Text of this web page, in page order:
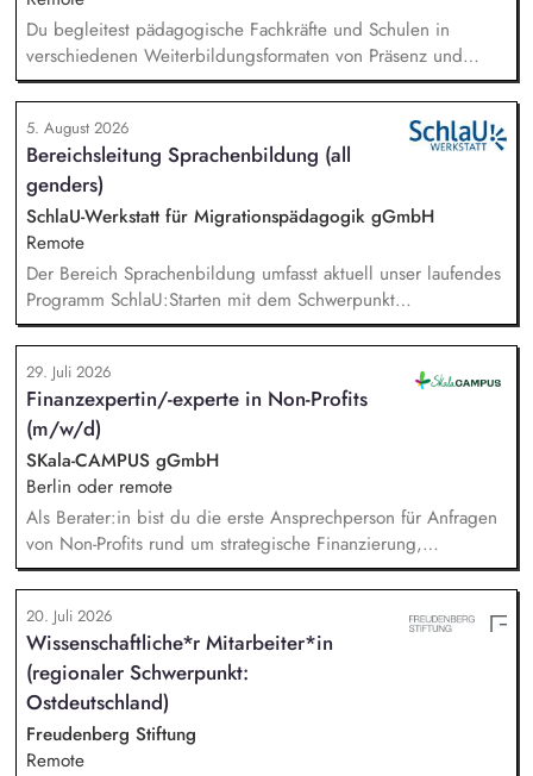
Du begleitest pädagogische Fachkräfte und Schulen in
verschiedenen Weiterbildungsformaten von Präsenz und
Online-Workshops bis hin zu pädogischen Tagen und erstellst
Online-Selbstlernkurse für unsere Plattform schlau-lernen.org.
Die inhaltlichen Schwerpunkte liegen dabei auf den
Bereichen Lesen lernen, Mehrsprachigkeitsbewusstsein und
Alphabetisierung in der Grundschule.
5. August 2026
Bereichsleitung Sprachenbildung (all
genders)
SchlaU-Werkstatt für Migrationspädagogik gGmbH
Remote
Der Bereich Sprachenbildung umfasst aktuell unser laufendes
Programm SchlaU:Starten mit dem Schwerpunkt
"Alphabetisierung in DaZ für die Grundschule" sowie
zukünftig weitere auf Unterrichtsmaterial bezogene Projekte
mit den Schwerpunkten sprachensensibles und
rassismuskritisches Deutschlernen von der Grundschule bis in
die Berufliche Bildung. Der Bereich Sprachenbildung
entwickelt in seinen Projekten dazu zielgruppengerechte und
innovative Unterrichtsmaterialien und begleitet pädagogische
Fachkräfte mit daran angeschlossenen
Weiterbildungsangeboten online wie offline.
29. Juli 2026
Finanzexpertin/-experte in Non-Profits
(m/w/d)
SKala-CAMPUS gGmbH
Berlin oder remote
Als Berater:in bist du die erste Ansprechperson für Anfragen
von Non-Profits rund um strategische Finanzierung,
Finanzmanagement und Fundraising. Dabei entwickelst du
den gesamten Prozess von der Anfrage über
Angebotserstellung bis zur eigenverantwortlichen Umsetzung.
Auf Basis der jeweiligen Herausforderungen entwickelst du
passgenaue Beratungsprozesse und berätst Organisationen zu
zentralen Fragen ihrer finanziellen Steuerung und
strategischen Weiterentwicklung.
20. Juli 2026
Wissenschaftliche*r Mitarbeiter*in
(regionaler Schwerpunkt:
Ostdeutschland)
Freudenberg Stiftung
Remote